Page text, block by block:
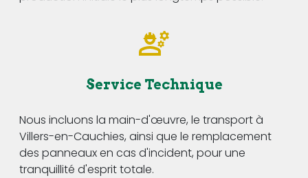
Service Technique
Nous incluons la main-d'œuvre, le transport à
Villers-en-Cauchies, ainsi que le remplacement
des panneaux en cas d'incident, pour une
tranquillité d'esprit totale.